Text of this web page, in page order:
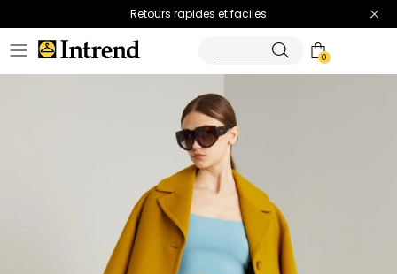
Retours rapides et faciles
0